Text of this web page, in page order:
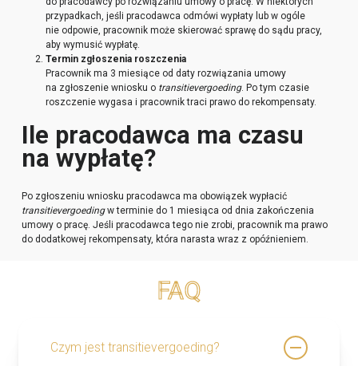
przypadkach, jeśli pracodawca odmówi wypłaty lub w ogóle
nie odpowie, pracownik może skierować sprawę do sądu pracy,
aby wymusić wypłatę.
Termin zgłoszenia roszczenia
Pracownik ma 3 miesiące od daty rozwiązania umowy
na zgłoszenie wniosku o transitievergoeding. Po tym czasie
roszczenie wygasa i pracownik traci prawo do rekompensaty.
Ile pracodawca ma czasu
na wypłatę?
Po zgłoszeniu wniosku pracodawca ma obowiązek wypłacić
transitievergoedingw terminie do 1 miesiąca od dnia zakończenia
umowy o pracę. Jeśli pracodawca tego nie zrobi, pracownik ma prawo
do dodatkowej rekompensaty, która narasta wraz z opóźnieniem.
FAQ
Czym jest transitievergoeding?